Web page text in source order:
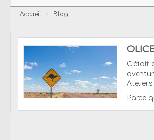
Accueil > Blog
C'était
Ateliers
Parce